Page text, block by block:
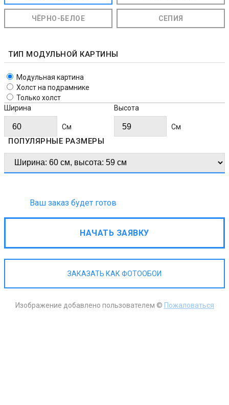
ЧЁРНО-БЕЛОЕ СЕПИЯ
ТИП МОДУЛЬНОЙ КАРТИНЫ
Модульная картина
Холст на подрамнике
Только холст
Ширина
Cм
Высота
Cм
ПОПУЛЯРНЫЕ РАЗМЕРЫ
Ваш заказ будет готов
НАЧАТЬ ЗАЯВКУ
ЗАКАЗАТЬ КАК ФОТООБОИ
Изображение добавлено пользователем © Пожаловаться